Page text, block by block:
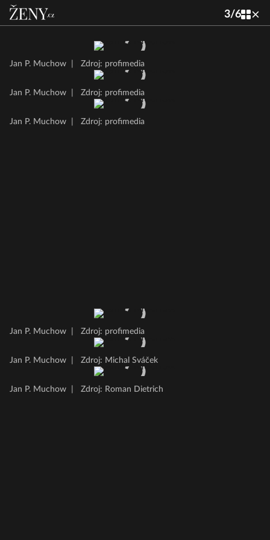
3/6
Jan P. Muchow Zdroj: profimedia
Jan P. Muchow Zdroj: profimedia
Jan P. Muchow Zdroj: profimedia
Jan P. Muchow Zdroj: profimedia
Jan P. Muchow Zdroj: Michal Sváček
Jan P. Muchow Zdroj: Roman Dietrich